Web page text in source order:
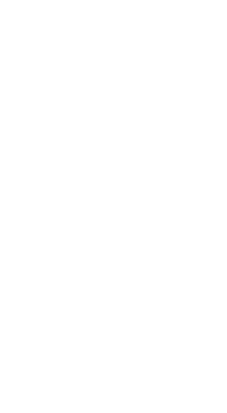
CEO
a 100k+ job